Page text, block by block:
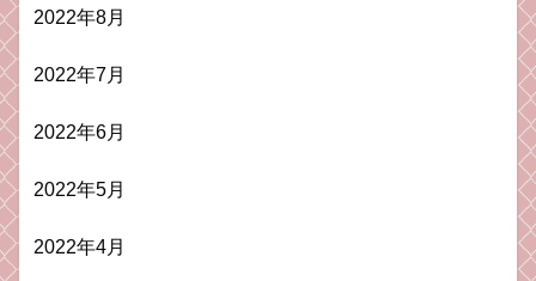
2022年8月
2022年7月
2022年6月
2022年5月
2022年4月